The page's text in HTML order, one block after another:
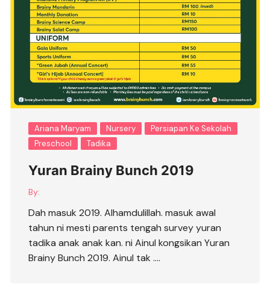
Ariana Maryam Nursery
Persiapan Ke Sekolah
Preschool
Tadika
Yuran Brainy Bunch 2019
By:
Dah masuk 2019. Alhamdulillah. masuk awal
tahun ni mesti parents tengah survey yuran
tadika anak anak kan. ni Ainul kongsikan Yuran
Brainy Bunch 2019. Ainul tak ….